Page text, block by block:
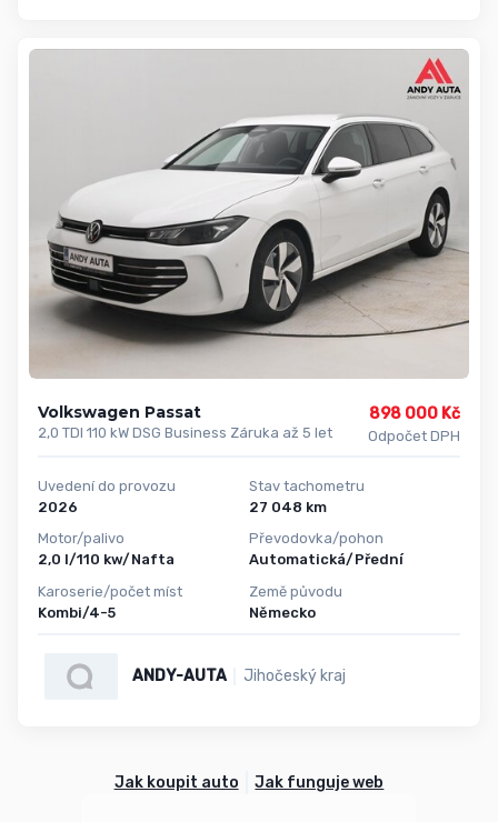
Volkswagen Passat
2,0 TDI 110 kW DSG Business Záruka až 5 let
898 000 Kč
Odpočet DPH
Uvedení do provozu
2026
Motor/palivo
2,0 l/110 kw/Nafta
Karoserie/počet míst
Kombi/4-5
Stav tachometru
27 048 km
Převodovka/pohon
Automatická/Přední
Země původu
Německo
ANDY-AUTA Jihočeský kraj
Jak koupit auto Jak funguje web